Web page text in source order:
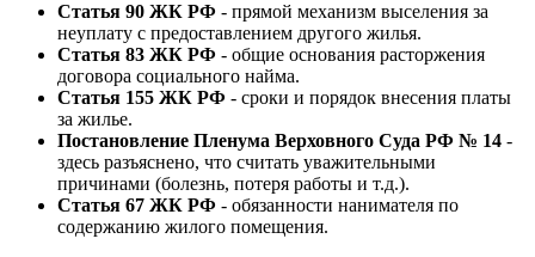
Статья 90 ЖК РФ - прямой механизм выселения за
неуплату с предоставлением другого жилья.
Статья 83 ЖК РФ - общие основания расторжения
договора социального найма.
Статья 155 ЖК РФ - сроки и порядок внесения платы
за жилье.
Постановление Пленума Верховного Суда РФ № 14 -
здесь разъяснено, что считать уважительными
причинами (болезнь, потеря работы и т.д.).
Статья 67 ЖК РФ - обязанности нанимателя по
содержанию жилого помещения.